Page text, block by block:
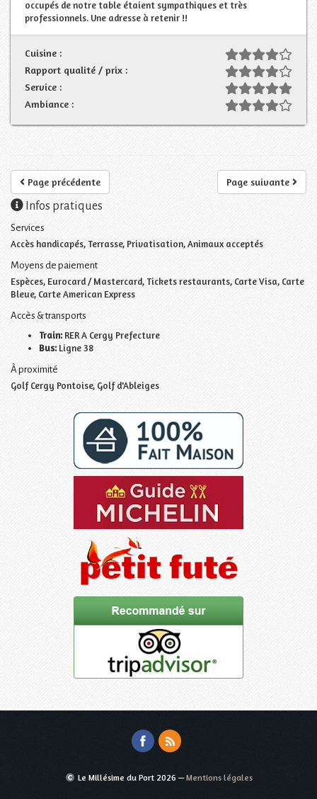
occupés de notre table étaient sympathiques et très
professionnels. Une adresse à retenir !!
Cuisine :
Rapport qualité / prix :
Service :
Ambiance :
Page suivante
Page précédente
Infos pratiques
Services
Accès handicapés, Terrasse, Privatisation, Animaux acceptés
Moyens de paiement
Espèces, Eurocard / Mastercard, Tickets restaurants, Carte Visa, Carte
Bleue, Carte American Express
Accès & transports
Train:RER A Cergy Prefecture
Bus:Ligne 38
À proximité
Golf Cergy Pontoise, Golf d'Ableiges
Le Millésime du Port2026 —Mentions légales